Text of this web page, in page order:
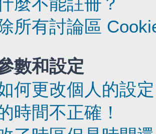
除所有討論區
數和設定
何更改個人的設
時間不正確！